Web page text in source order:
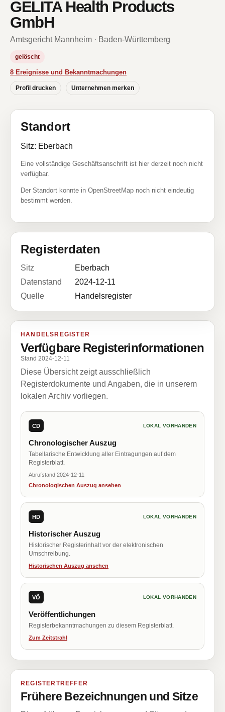
GELITA Health Products
GmbH
Amtsgericht Mannheim · Baden-Württemberg
gelöscht
8 Ereignisse und Bekanntmachungen
Profil drucken Unternehmen merken
Standort
Sitz: Eberbach
Eine vollständige Geschäftsanschrift ist hier derzeit noch nicht
verfügbar.
Der Standort konnte in OpenStreetMap noch nicht eindeutig
bestimmt werden.
Registerdaten
Sitz
Eberbach
Datenstand
2024-12-11
Quelle
Handelsregister
HANDELSREGISTER
Verfügbare Registerinformationen
Stand 2024-12-11
Diese Übersicht zeigt ausschließlich
Registerdokumente und Angaben, die in unserem
lokalen Archiv vorliegen.
CD LOKAL VORHANDEN
Chronologischer Auszug
Tabellarische Entwicklung aller Eintragungen auf dem
Registerblatt.
Abrufstand 2024-12-11
Chronologischen Auszug ansehen
HD LOKAL VORHANDEN
Historischer Auszug
Historischer Registerinhalt vor der elektronischen
Umschreibung.
Historischen Auszug ansehen
VÖ LOKAL VORHANDEN
Veröffentlichungen
Registerbekanntmachungen zu diesem Registerblatt.
Zum Zeitstrahl
REGISTERTREFFER
Frühere Bezeichnungen und Sitze